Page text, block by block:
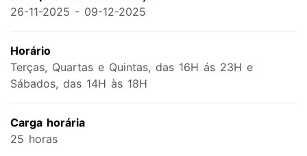
26-11-2025 - 09-12-2025
Horário
Terças, Quartas e Quintas, das 16H ás 23H e
Sábados, das 14H às 18H
Carga horária
25 horas